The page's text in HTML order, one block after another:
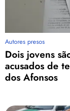
Autores presos
Dois jovens
acusados de
dos Afonsos